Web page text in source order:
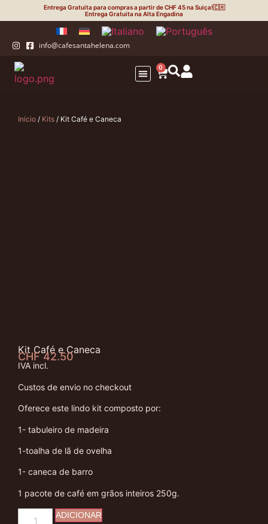
Entrega Gratuita para compras a partir de CHF 45 na Suiça!🇨🇭
Entrega Gratuita na Alta Engadina
info@cafesantahelena.com
0
Início / Kits / Kit Café e Caneca
Kit Café e Caneca
CHF42.50
IVA incl.
Custos de envio no checkout
Oferece este lindo kit composto por:
1- tabuleiro de madeira
1-toalha de lã de ovelha
1- caneca de barro
1 pacote de café em grãos inteiros 250g.
ADICIONAR